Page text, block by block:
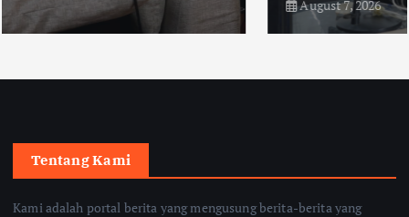
August 7, 2026
Tentang Kami
Kami adalah portal berita yang mengusung berita-berita yang